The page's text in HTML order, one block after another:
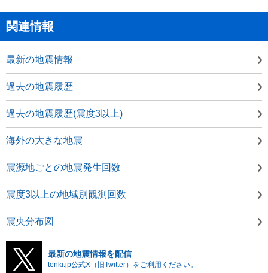
関連情報
最新の地震情報
過去の地震履歴
過去の地震履歴(震度3以上)
海外の大きな地震
震源地ごとの地震発生回数
震度3以上の地域別観測回数
震央分布図
最新の地震情報を配信
tenki.jp公式X（旧Twitter）をご利用ください。